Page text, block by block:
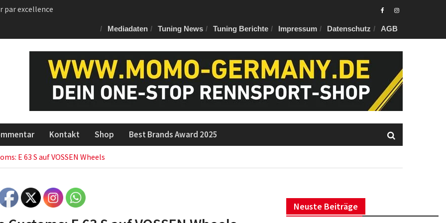
RS Q8
Eurotuner
Facebook
Eurotuner
Instagram
Mediadaten Tuning News Tuning Berichte Impressum Datenschutz AGB
Kontakt Shop Best Brands Award 2025
E 63 S auf VOSSEN Wheels
Neuste Beiträge